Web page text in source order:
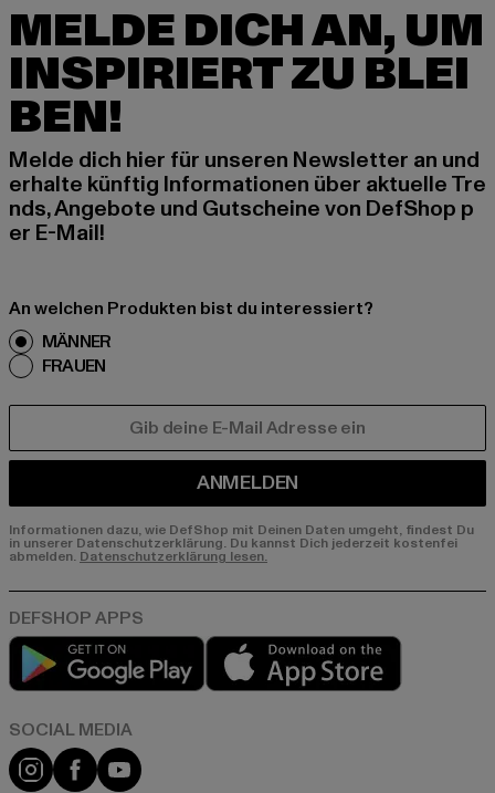
MELDE DICH AN, UM
INSPIRIERT ZU BLEI
BEN!
Melde dich hier für unseren Newsletter an und
erhalte künftig Informationen über aktuelle Tre
nds, Angebote und Gutscheine von DefShop p
er E-Mail!
An welchen Produkten bist du interessiert?
MÄNNER
FRAUEN
ANMELDEN
Informationen dazu, wie DefShop mit Deinen Daten umgeht, findest Du
in unserer Datenschutzerklärung. Du kannst Dich jederzeit kostenfei
abmelden. Datenschutzerklärung lesen.
Play market
Instagram
FacebookYouTube